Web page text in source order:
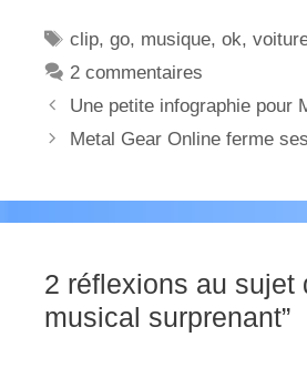
Étiquettes
clip,go, musique,ok,
2 commentaires
Une petite infographie pour
Metal Gear Online ferme
2 réflexions au sujet
musical surprenant”